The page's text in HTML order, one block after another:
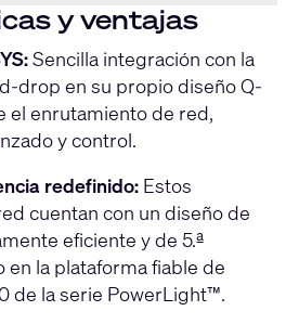
y ventajas
Sencilla integración con la
drop en su propio diseño Q-
el enrutamiento de red,
y control.
redefinido: Estos
cuentan con un diseño de
eficiente y de 5.ª
en la plataforma fiable de
de la serie PowerLight™.